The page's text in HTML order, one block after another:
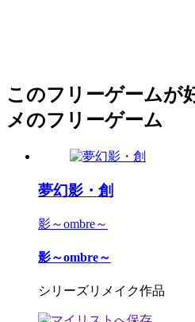
このフリーゲームが
メのフリーゲーム
夢幻影・創
影～ombre～
影～ombre～
シリーズリメイク作品